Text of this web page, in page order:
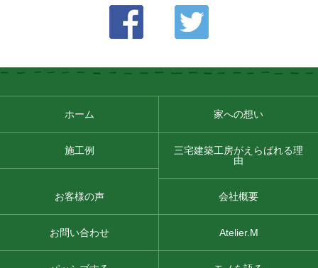
ホーム 家への想い
施工例
三宅建築工房がえらばれる理
由
お客様の声 会社概要
お問い合わせ Atelier.M